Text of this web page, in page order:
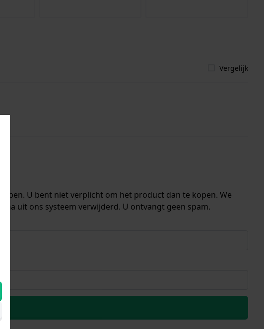
Vergelijk
U bent niet verplicht om het product dan te kopen. We
uit ons systeem verwijderd. U ontvangt geen spam.